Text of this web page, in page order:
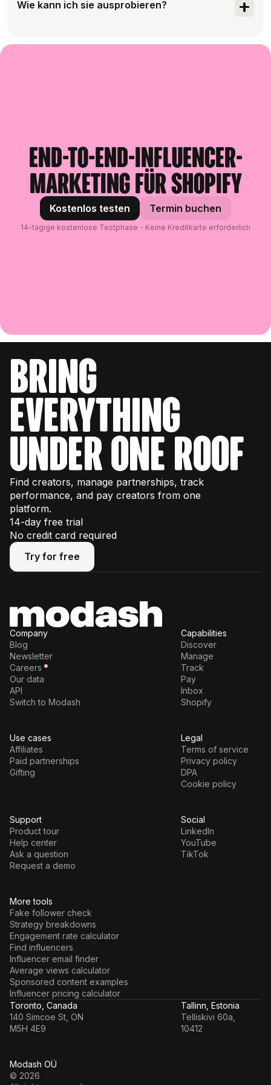
wie nur aktive Creator oder Marken,
Kampagnen an einem Ort durchführen.
herkömmlicher Filter oder das endlose
Wie kann ich sie ausprobieren?
kostenlosen Modash-Testversion, für die
End-to-End-Influencer-
Marketing für Shopify
Kostenlos testen Termin buchen
14-tägige kostenlose Testphase・Keine Kreditkarte erforderlich
bring
everything
under one roof
Find creators, manage partnerships, track
performance, and pay creators from one
platform.
14-day free trial
No credit card required
Try for free
Try for free
More tools
Fake follower check
Strategy breakdowns
Engagement rate calculator
Find influencers
Influencer email finder
Average views calculator
Sponsored content examples
Influencer pricing calculator
Company
Blog
Newsletter
Careers
Our data
API
Switch to Modash
Capabilities
Discover
Manage
Track
Pay
Inbox
Shopify
Use cases
Affiliates
Paid partnerships
Gifting
Legal
Terms of service
Privacy policy
DPA
Cookie policy
Support
Product tour
Help center
Ask a question
Request a demo
Social
LinkedIn
YouTube
TikTok
Modash OÜ
© 2026
Toronto, Canada
140 Simcoe St, ON
M5H 4E9
Tallinn, Estonia
Telliskivi 60a,
10412